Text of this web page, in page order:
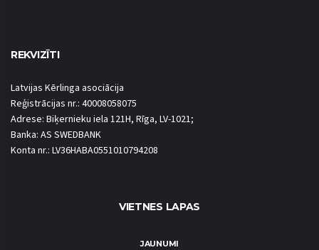
REKVIZĪTI
Latvijas Kērlinga asociācija
Reģistrācijas nr.: 40008058075
Adrese: Biķernieku iela 121H, Rīga, LV-1021;
Banka: AS SWEDBANK
Konta nr.: LV36HABA0551010794208
VIETNES LAPAS
JAUNUMI